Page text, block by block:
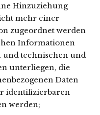
Hinzuziehung
mehr einer
zugeordnet werden
Informationen
und technischen und
unterliegen, die
Daten
identifizierbaren
werden;